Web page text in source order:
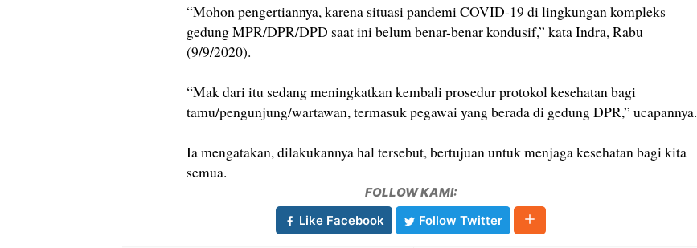
“Mohon pengertiannya, karena situasi pandemi COVID-19 di lingkungan kompleks
gedung MPR/DPR/DPD saat ini belum benar-benar kondusif,” kata Indra, Rabu
(9/9/2020).
“Mak dari itu sedang meningkatkan kembali prosedur protokol kesehatan bagi
tamu/pengunjung/wartawan, termasuk pegawai yang berada di gedung DPR,” ucapannya.
Ia mengatakan, dilakukannya hal tersebut, bertujuan untuk menjaga kesehatan bagi kita
semua.
FOLLOW KAMI:
Like Facebook
Follow Twitter